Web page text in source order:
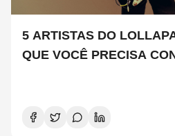
5 ARTISTAS DO
QUE VOCÊ PRECISA